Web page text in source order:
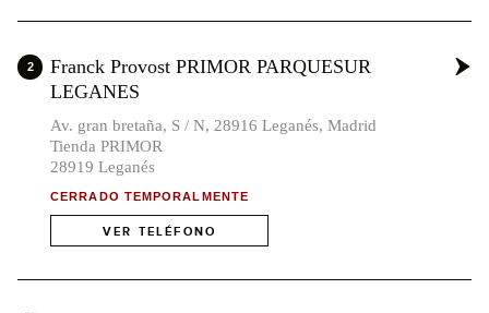
2
Franck Provost PRIMOR PARQUESUR
LEGANES
Av. gran bretaña, S / N, 28916 Leganés, Madrid
Tienda PRIMOR
28919 Leganés
CERRADO TEMPORALMENTE
VER TELÉFONO